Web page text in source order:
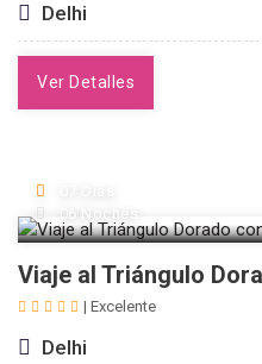
Delhi
Ver Detalles
06 Noches
Viaje al Triángulo
| Excelente
Delhi